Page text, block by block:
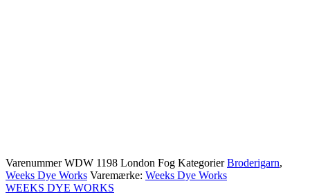
VarenummerWDW 1198 London Fog Kategorier Broderigarn,
Weeks Dye Works Varemærke: Weeks Dye Works
WEEKS DYE WORKS